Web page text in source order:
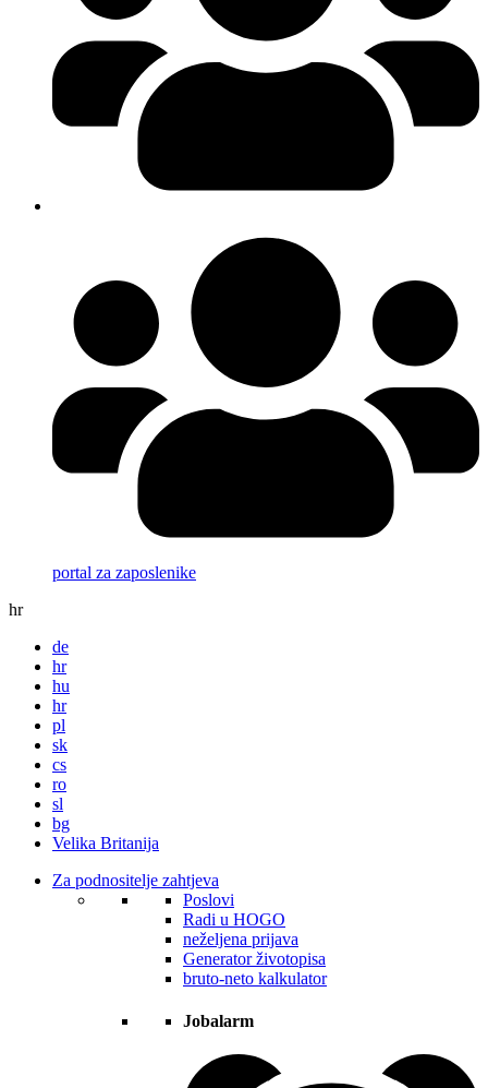
portal za zaposlenike
hr
de
hr
hu
hr
pl
sk
cs
ro
sl
bg
Velika Britanija
Za podnositelje zahtjeva
Poslovi
Radi u HOGO
neželjena prijava
Generator životopisa
bruto-neto kalkulator
Jobalarm